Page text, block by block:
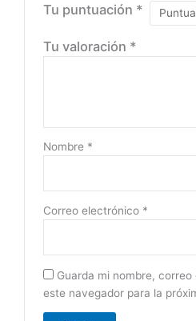
Tu puntuación *
Tu valoración *
Nombre *
Correo electrónico *
Guarda mi nombre,
este navegador para la